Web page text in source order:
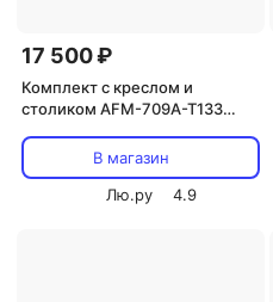
17 500 ₽
Комплект с креслом и
столиком AFM-709A-T133
В магазин
Лю.ру
4.9